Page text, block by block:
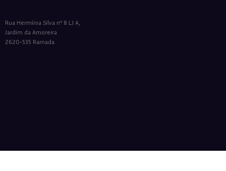
Rua Hermínia Silva nº 8 LJ A,
Jardim da Amoreira
2620-535 Ramada